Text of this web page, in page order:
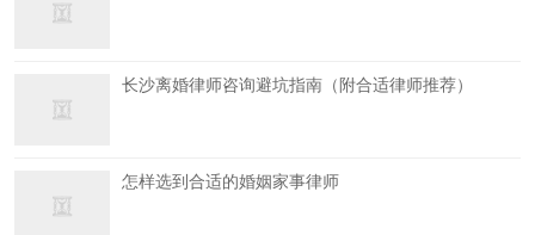
长沙离婚律师咨询避坑指南（附合适律师推荐）
怎样选到合适的婚姻家事律师